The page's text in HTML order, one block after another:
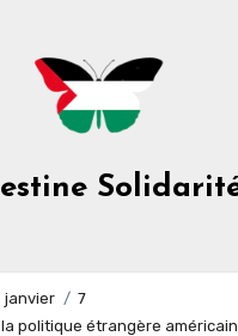
janvier
7
la politique étrangère